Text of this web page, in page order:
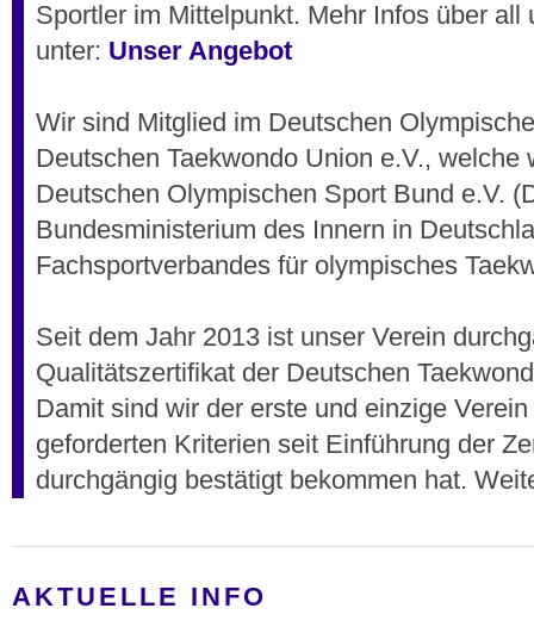
Sportler im Mittelpunkt. Mehr Infos über all
unter: Unser Angebot
Wir sind Mitglied im Deutschen
Deutschen Taekwondo Union e.V., welche
Deutschen Olympischen Sport Bund e.V.
Bundesministerium des Innern in
Fachsportverbandes für olympisches
Seit dem Jahr 2013 ist unser Verein
Qualitätszertifikat der Deutschen
Damit sind wir der erste und einzige
geforderten Kriterien seit Einführung der
durchgängig bestätigt bekommen hat.
AKTUELLE INFO